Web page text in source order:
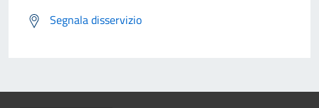
Segnala disservizio